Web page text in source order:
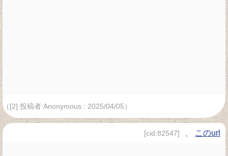
（[2] 投稿者 Anonymous : 2025/04/05）
[cid:82547] このurl